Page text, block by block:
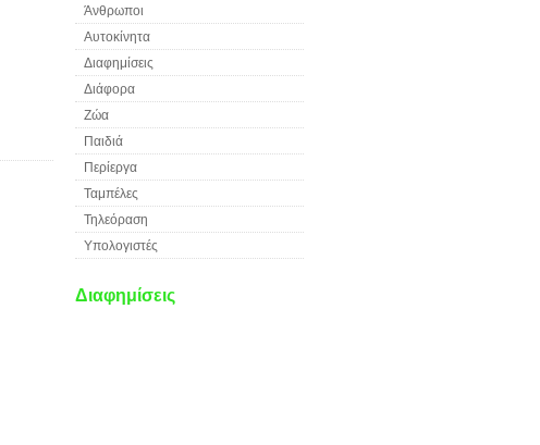
Άνθρωποι
Αυτοκίνητα
Διαφημίσεις
Διάφορα
Ζώα
Παιδιά
Περίεργα
Ταμπέλες
Τηλεόραση
Υπολογιστές
Διαφημίσεις